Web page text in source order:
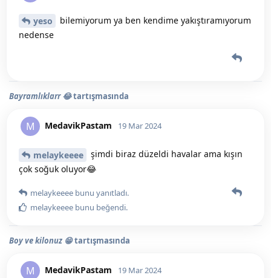
yeso
bilemiyorum ya ben kendime yakıştıramıyorum
nedense
Bayramlıklarr 😂tartışmasında
M MedavikPastam 19 Mar 2024
melaykeeee
şimdi biraz düzeldi havalar ama kışın
çok soğuk oluyor😂
melaykeeee bunu yanıtladı.
melaykeeee bunu beğendi.
Boy ve kilonuz 😁tartışmasında
M MedavikPastam 19 Mar 2024